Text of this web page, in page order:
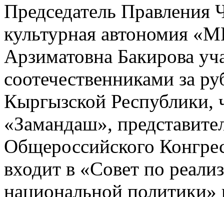
Председатель
культурная автономия
Арзиматовна Бакирова
соотечественниками за
Кыргызской Республики,
«Замандаш»,
Общероссийского
входит в «Совет по
национальной политики»